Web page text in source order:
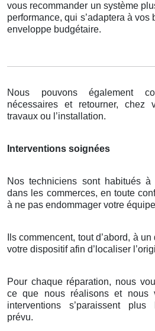
vous recommander un système
performance, qui s’adaptera à
enveloppe budgétaire.
Nous pouvons également
nécessaires et retourner, chez
travaux ou l’installation.
Interventions soignées
Nos techniciens sont habitués
dans les commerces, en toute
à ne pas endommager votre
Ils commencent, tout d’abord, à
votre dispositif afin d’localiser
Pour chaque réparation, nous
ce que nous réalisons et nous
interventions s’paraissent plus
prévu.